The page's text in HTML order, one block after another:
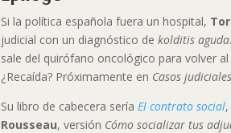
Si la política española fuera un hospital,
judicial con un diagnóstico dekolditis aguda
sale del quirófano oncológico para volver
¿Recaída? Próximamente en Casos
Su libro de cabecera seríaEl contrato social
Rousseau, versión Cómo socializar tus